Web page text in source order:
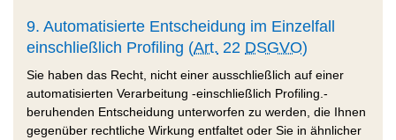
9. Automatisierte Entscheidung im Einzelfall
einschließlich Profiling (Art. 22 DSGVO)
Sie haben das Recht, nicht einer ausschließlich auf einer
automatisierten Verarbeitung -einschließlich Profiling.-
beruhenden Entscheidung unterworfen zu werden, die Ihnen
gegenüber rechtliche Wirkung entfaltet oder Sie in ähnlicher